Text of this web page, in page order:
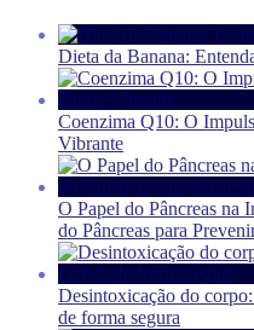
Dieta da Banana:
Coenzima Q10: O
Vibrante
O Papel do Pâncreas na
do Pâncreas para
Desintoxicação do
de forma segura